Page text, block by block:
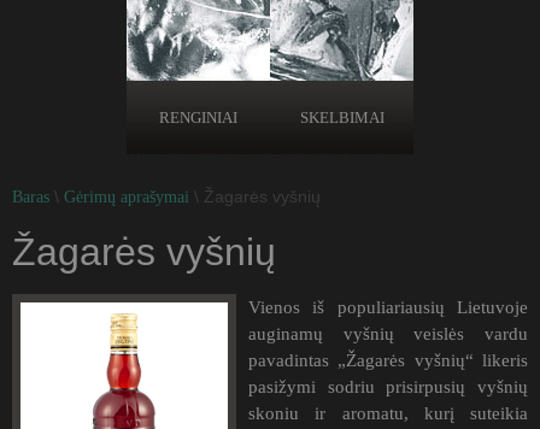
RENGINIAI SKELBIMAI
Baras \ Gėrimų aprašymai \ Žagarės vyšnių
Žagarės vyšnių
Vienos iš populiariausių Lietuvoje
auginamų vyšnių veislės vardu
pavadintas „Žagarės vyšnių“ likeris
pasižymi sodriu prisirpusių vyšnių
skoniu ir aromatu, kurį suteikia